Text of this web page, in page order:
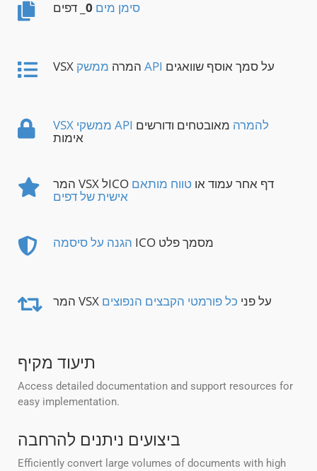
סימן מים 0 _ דפים
VSX המרה ממשק API על סמך אוסף שוואגים
VSX ממשקי API להמרה מאובטחים ודורשים
אימות
המר VSX לICO דף אחר עמוד או טווח מותאם
אישית של דפים
הגנה על סיסמה ICO מסמך פלט
המר VSX על פני כל פורמטי הקבצים הנפוצים
תיעוד מקיף
Access detailed documentation and support resources for
easy implementation.
ביצועים ניתנים להרחבה
Efficiently convert large volumes of documents with high